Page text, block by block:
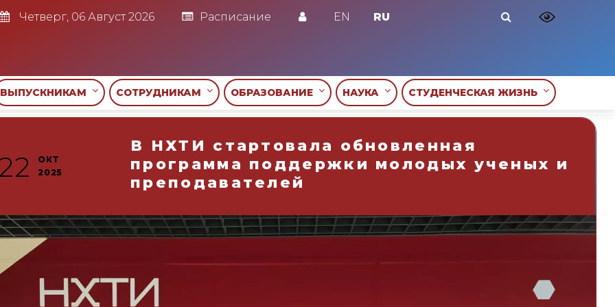
Четверг, 06 Август 2026 Расписание EN RU
ВЫПУСКНИКАМ СОТРУДНИКАМ ОБРАЗОВАНИЕ НАУКА СТУДЕНЧЕСКАЯ ЖИЗНЬ
В НХТИ стартовала обновленная
программа поддержки молодых ученых и
преподавателей
ОКТ
2025